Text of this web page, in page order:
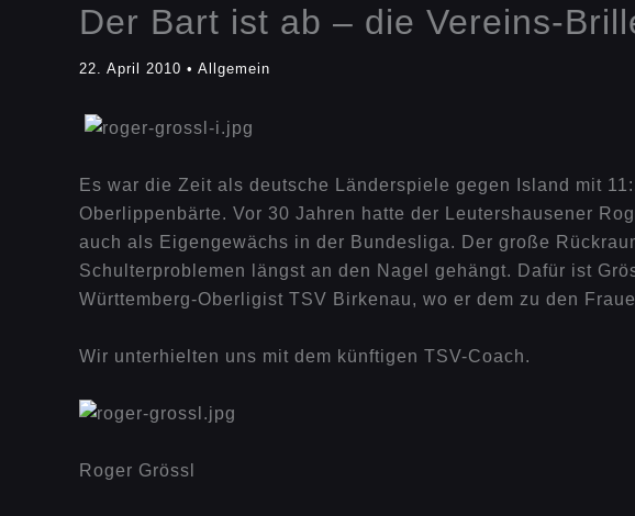
Der Bart ist ab – die Vereins-
22. April 2010 • Allgemein
Es war die Zeit als deutsche Länderspiele gegen Island mit
Oberlippenbärte. Vor 30 Jahren hatte der Leutershausener
auch als Eigengewächs in der Bundesliga. Der große
Schulterproblemen längst an den Nagel gehängt. Dafür ist
Württemberg-Oberligist TSV Birkenau, wo er dem zu den
Wir unterhielten uns mit dem künftigen TSV-Coach.
Roger Grössl